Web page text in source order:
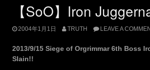
【SoO】Iron
2004年1月1日 TRUTH LEAVE A
2013/9/15 Siege of Orgrimmar 6th Boss
Slain!!